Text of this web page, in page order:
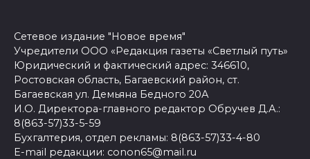
Сетевое издание "Новое время"
Учредители ООО «Редакция газеты «Светлый путь»
Юридический и фактический адрес: 346610,
Ростовская область, Багаевский район, ст.
Багаевская ул. Демьяна Бедного 20А
И.О. Директора-главного редактор Обручев Д.А.:
8(863-57)33-5-59
Бухгалтерия, отдел рекламы: 8(863-57)33-4-80
E-mail редакции: conon65@mail.ru